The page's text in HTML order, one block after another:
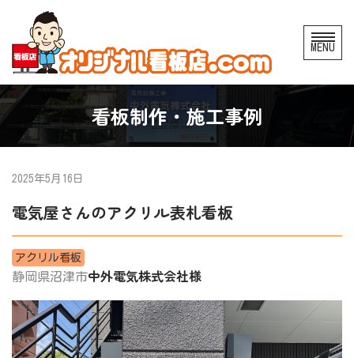
コ
ン
テ
ン
ツ
へ
ス
ッ
プ
MENU
看板制作・施工事例
2025年5月16日
電気屋さんのアクリル表札看板
アクリル看板
静岡県沼津市中外電気株式会社様